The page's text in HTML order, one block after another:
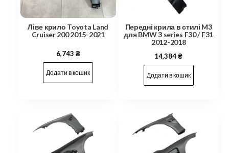
Ліве крило Toyota Land
Cruiser 200 2015-2021
6,743 ₴
Додати в кошик
Передні крила в стилі M3
для BMW 3 series F30 / F31
2012-2018
14,384₴
Додати в кошик